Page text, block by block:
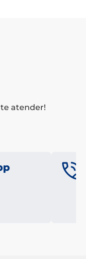
atender!